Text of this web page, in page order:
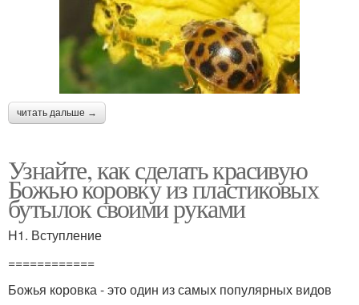
читать дальше →
Узнайте, как сделать красивую
Божью коровку из пластиковых
бутылок своими руками
H1. Вступление
============
Божья коровка - это один из самых популярных видов